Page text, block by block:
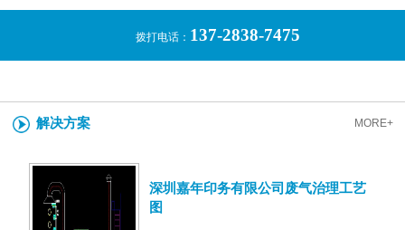
拨打电话： 137-2838-7475
MORE+
解决方案
深圳嘉年印务有限公司废气治理工艺
图